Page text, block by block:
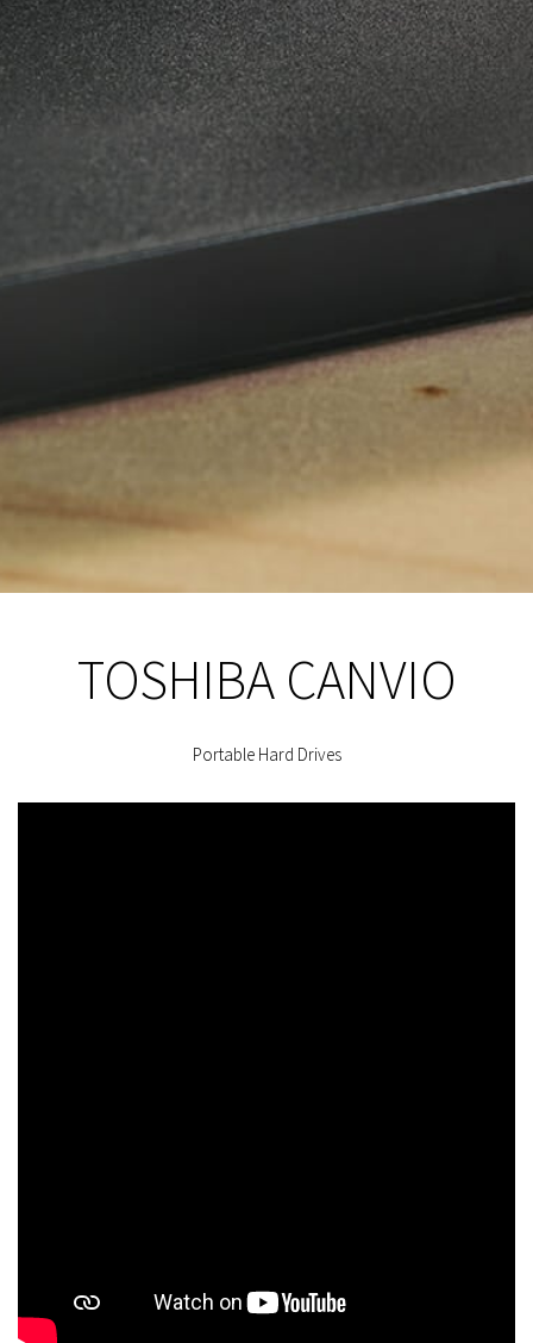
TOSHIBA CANVIO
Portable Hard Drives